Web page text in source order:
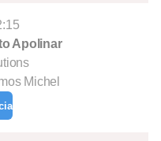
Apolinar
Michel